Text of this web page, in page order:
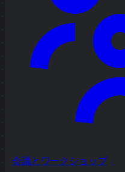
会議とワークショップ